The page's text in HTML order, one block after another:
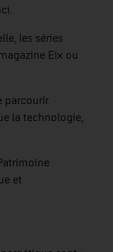
les séries
Eix ou
parcourir
la technologie,
et